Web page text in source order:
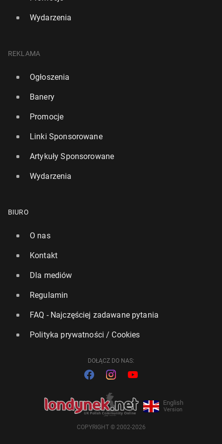
Wydarzenia
REKLAMA
Ogłoszenia
Banery
Promocje
Linki Sponsorowane
Artykuły Sponsorowane
Wydarzenia
BIURO
O nas
Kontakt
Dla mediów
Regulamin
FAQ - Najczęściej zadawane pytania
Polityka prywatności / Cookies
DOŁĄCZ DO NAS:
English
Version
COPYRIGHT © 2002-2026